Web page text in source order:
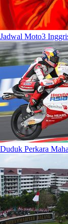
Jadwal Moto3
Duduk Perkara